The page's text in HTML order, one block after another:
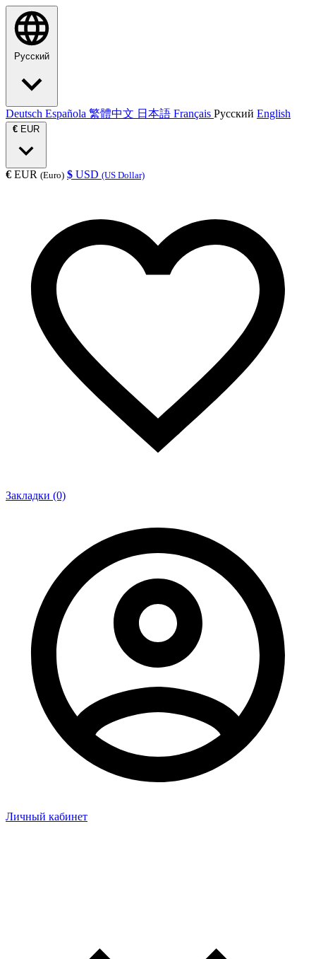
Русский
Deutsch Española 繁體中文 日本語 Français Русский English
€ EUR
€ EUR (Euro) $ USD (US Dollar)
Закладки (0)
Личный кабинет